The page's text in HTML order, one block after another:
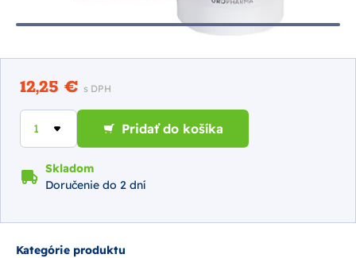
12,25 € s DPH
Pridať do košíka
Skladom
Doručenie do 2 dní
Kategórie produktu